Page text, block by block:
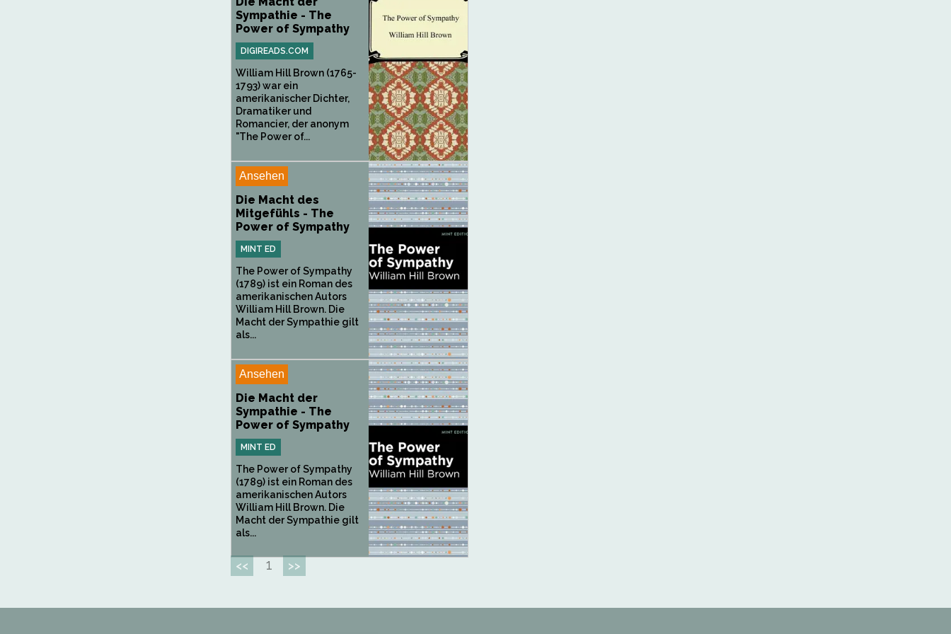
Sympathie - The
Power of Sympathy
DIGIREADS.COM
William Hill Brown (1765-
1793) war ein
amerikanischer Dichter,
Dramatiker und
Romancier, der anonym
"The Power of...
Ansehen
Die Macht des
Mitgefühls - The
Power of Sympathy
MINT ED
The Power of Sympathy
(1789) ist ein Roman des
amerikanischen Autors
William Hill Brown. Die
Macht der Sympathie gilt
als...
Ansehen
Die Macht der
Sympathie - The
Power of Sympathy
MINT ED
The Power of Sympathy
(1789) ist ein Roman des
amerikanischen Autors
William Hill Brown. Die
Macht der Sympathie gilt
als...
<< 1 >>